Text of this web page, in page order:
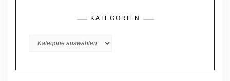
KATEGORIEN